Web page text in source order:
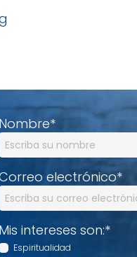
Nombre*
electrónico*
Mis intereses son:*
Espiritualidad